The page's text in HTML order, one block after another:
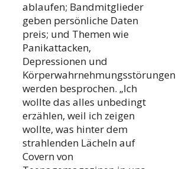
ablaufen; Bandmitglieder
geben persönliche Daten
preis; und Themen wie
Panikattacken,
Depressionen und
Körperwahrnehmungsstörungen
werden besprochen. „Ich
wollte das alles unbedingt
erzählen, weil ich zeigen
wollte, was hinter dem
strahlenden Lächeln auf
Covern von